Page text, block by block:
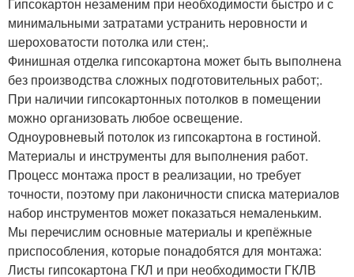
Гипсокартон незаменим при необходимости быстро и с
минимальными затратами устранить неровности и
шероховатости потолка или стен;.
Финишная отделка гипсокартона может быть выполнена
без производства сложных подготовительных работ;.
При наличии гипсокартонных потолков в помещении
можно организовать любое освещение.
Одноуровневый потолок из гипсокартона в гостиной.
Материалы и инструменты для выполнения работ.
Процесс монтажа прост в реализации, но требует
точности, поэтому при лаконичности списка материалов
набор инструментов может показаться немаленьким.
Мы перечислим основные материалы и крепёжные
приспособления, которые понадобятся для монтажа:
Листы гипсокартона ГКЛ и при необходимости ГКЛВ